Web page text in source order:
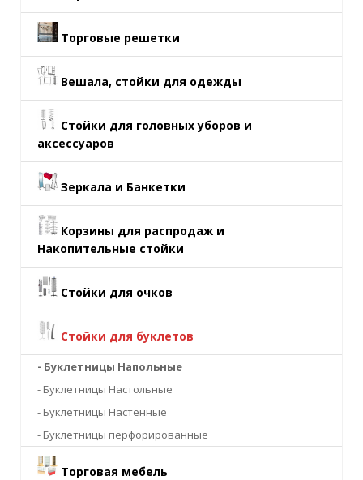
Торговые решетки
Вешала, стойки для одежды
Стойки для головных уборов и
аксессуаров
Зеркала и Банкетки
Корзины для распродаж и
Накопительные стойки
Стойки для очков
Стойки для буклетов
- Буклетницы Напольные
- Буклетницы Настольные
- Буклетницы Настенные
- Буклетницы перфорированные
Торговая мебель